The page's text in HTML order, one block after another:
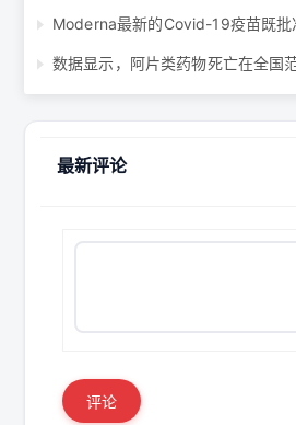
Moderna最新的Covid-19疫苗既批
最新评论
评论